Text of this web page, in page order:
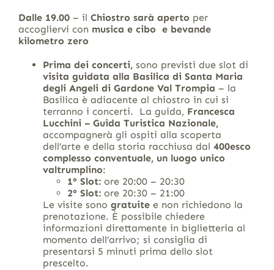
Dalle 19.00– il Chiostro sarà aperto per
accogliervi con musica e cibo e bevande
kilometro zero
Prima dei concerti, sono previsti due slot di
visita guidata alla Basilica di Santa Maria
degli Angeli di Gardone Val Trompia – la
Basilica è adiacente al chiostro in cui si
terranno i concerti. La guida, Francesca
Lucchini – Guida Turistica Nazionale,
accompagnerà gli ospiti alla scoperta
dell’arte e della storia racchiusa dal 400esco
complesso conventuale, un luogo unico
valtrumplino:
1° Slot:ore 20:00 – 20:30
2° Slot:ore 20:30 – 21:00
Le visite sono gratuitee non richiedono la
prenotazione. È possibile chiedere
informazioni direttamente in biglietteria al
momento dell’arrivo; si consiglia di
presentarsi 5 minuti prima dello slot
prescelto.